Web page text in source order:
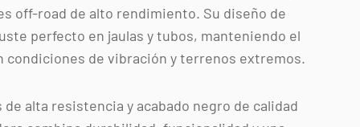
off-road de alto rendimiento. Su diseño de
perfecto en jaulas y tubos, manteniendo el
condiciones de vibración y terrenos extremos.
alta resistencia y acabado negro de calidad